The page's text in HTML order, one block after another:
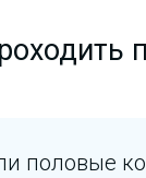
половые